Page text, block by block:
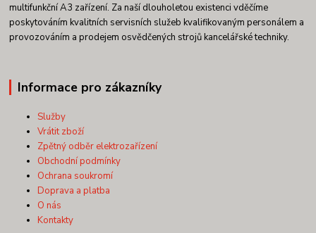
multifunkční A3 zařízení. Za naší dlouholetou existenci vděčíme
poskytováním kvalitních servisních služeb kvalifikovaným personálem a
provozováním a prodejem osvědčených strojů kancelářské techniky.
Informace pro zákazníky
Služby
Vrátit zboží
Zpětný odběr elektrozařízení
Obchodní podmínky
Ochrana soukromí
Doprava a platba
O nás
Kontakty